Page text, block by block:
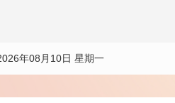
年08月10日 星期一